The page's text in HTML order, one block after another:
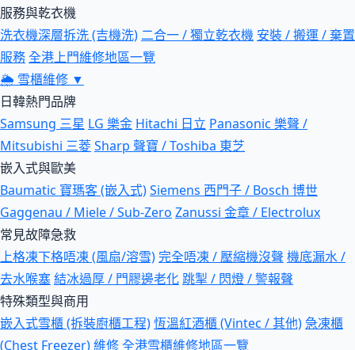
服務與乾衣機
洗衣機深層拆洗 (吉機洗) 二合一 / 獨立乾衣機 安裝 / 搬運 / 棄置
服務全港上門維修地區一覽
🌦 雪櫃維修 ▼
日韓熱門品牌
Samsung 三星 LG 樂金 Hitachi 日立 Panasonic 樂聲 /
Mitsubishi 三菱Sharp 聲寶 / Toshiba 東芝
嵌入式與歐美
Baumatic 寶瑪客 (嵌入式)Siemens 西門子 / Bosch 博世
Gaggenau / Miele / Sub-Zero Zanussi 金章 / Electrolux
常見故障急救
上格凍下格唔凍 (風扇/溶雪)完全唔凍 / 壓縮機沒聲 機底漏水 /
去水喉塞結冰過厚 / 門膠邊老化跳掣 / 閃燈 / 警報聲
特殊類型與商用
嵌入式雪櫃 (拆裝廚櫃工程)恆溫紅酒櫃 (Vintec / 其他)急凍櫃
(Chest Freezer) 維修全港雪櫃維修地區一覽